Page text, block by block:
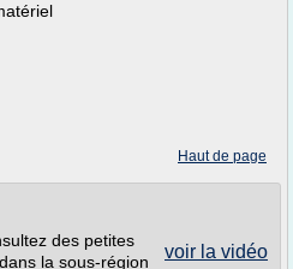
Haut de page
voir la vidéo
des petites
la sous-région